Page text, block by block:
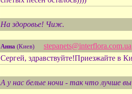
На здоровье! Чиж.
Анна (Киев)
stepanets@interflora.com.ua
Сергей, здравствуйте!Приезжайте в
А у нас белые ночи - так что лучше